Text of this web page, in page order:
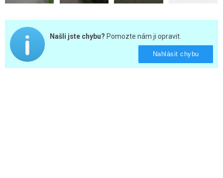
Našli jste chybu? Pomozte nám ji opravit.
Nahlásit chybu